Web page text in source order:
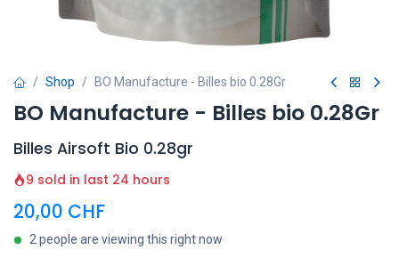
Shop BO Manufacture - Billes bio 0.28Gr
BO Manufacture - Billes bio 0.28Gr
Billes Airsoft Bio 0.28gr
9 sold in last 24 hours
20,00 CHF
2 people are viewing this right now